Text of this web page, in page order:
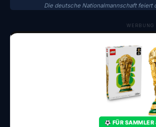
Die deutsche Nationalmannschaft feiert
WERBUNG
FÜR SAMMLER